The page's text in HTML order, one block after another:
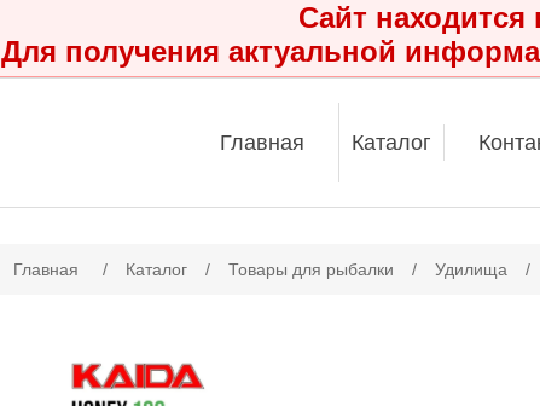
Сайт находится
Для получения актуальной
Главная Каталог
Главная / Каталог / Товары для рыбалки / Удилища /